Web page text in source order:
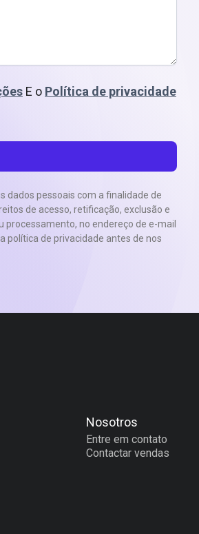
E o Política de privacidade
dados pessoais com a finalidade de
de acesso, retificação, exclusão e
processamento, no endereço de e-mail
política de privacidade antes de nos
Nosotros
Entre em contato
Contactar vendas